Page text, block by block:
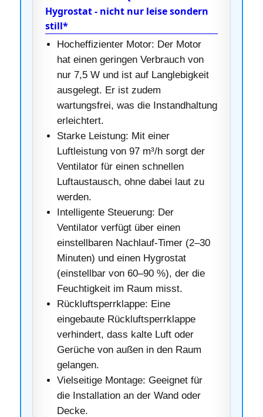
Hygrostat - nicht nur leise sondern
still*
Hocheffizienter Motor: Der Motor
hat einen geringen Verbrauch von
nur 7,5 W und ist auf Langlebigkeit
ausgelegt. Er ist zudem
wartungsfrei, was die Instandhaltung
erleichtert.
Starke Leistung: Mit einer
Luftleistung von 97 m³/h sorgt der
Ventilator für einen schnellen
Luftaustausch, ohne dabei laut zu
werden.
Intelligente Steuerung: Der
Ventilator verfügt über einen
einstellbaren Nachlauf-Timer (2–30
Minuten) und einen Hygrostat
(einstellbar von 60–90 %), der die
Feuchtigkeit im Raum misst.
Rückluftsperrklappe: Eine
eingebaute Rückluftsperrklappe
verhindert, dass kalte Luft oder
Gerüche von außen in den Raum
gelangen.
Vielseitige Montage: Geeignet für
die Installation an der Wand oder
Decke.